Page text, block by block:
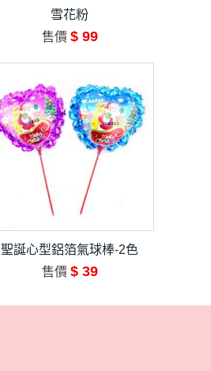
雪花粉
售價 $ 99
聖誕心型鋁箔氣球棒-2色
售價 $ 39